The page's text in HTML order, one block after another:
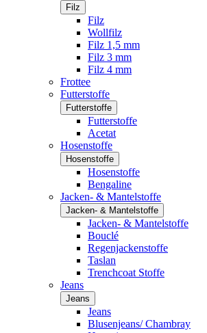
Filz
Filz
Wollfilz
Filz 1,5 mm
Filz 3 mm
Filz 4 mm
Frottee
Futterstoffe
Futterstoffe
Futterstoffe
Acetat
Hosenstoffe
Hosenstoffe
Hosenstoffe
Bengaline
Jacken- & Mantelstoffe
Jacken- & Mantelstoffe
Jacken- & Mantelstoffe
Bouclé
Regenjackenstoffe
Taslan
Trenchcoat Stoffe
Jeans
Jeans
Jeans
Blusenjeans/ Chambray